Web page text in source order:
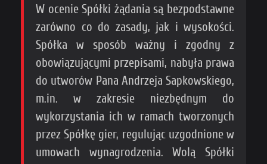
W ocenie Spółki żądania są bezpodstawne
zarówno co do zasady, jak i wysokości.
Spółka w sposób ważny i zgodny z
obowiązującymi przepisami, nabyła prawa
do utworów Pana Andrzeja Sapkowskiego,
m.in. w zakresie niezbędnym do
wykorzystania ich w ramach tworzonych
przez Spółkę gier, regulując uzgodnione w
umowach wynagrodzenia. Wolą Spółki